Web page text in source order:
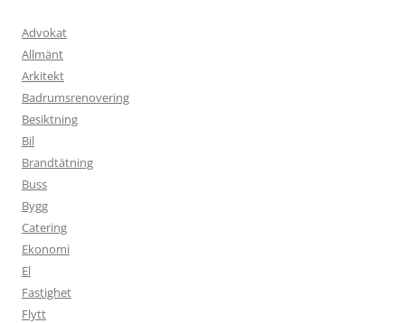
Advokat
Allmänt
Arkitekt
Badrumsrenovering
Besiktning
Bil
Brandtätning
Buss
Bygg
Catering
Ekonomi
El
Fastighet
Flytt